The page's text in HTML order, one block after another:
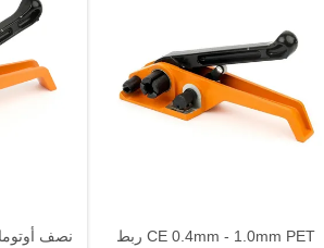
CE 0.4mm - 1.0mm PET ربط